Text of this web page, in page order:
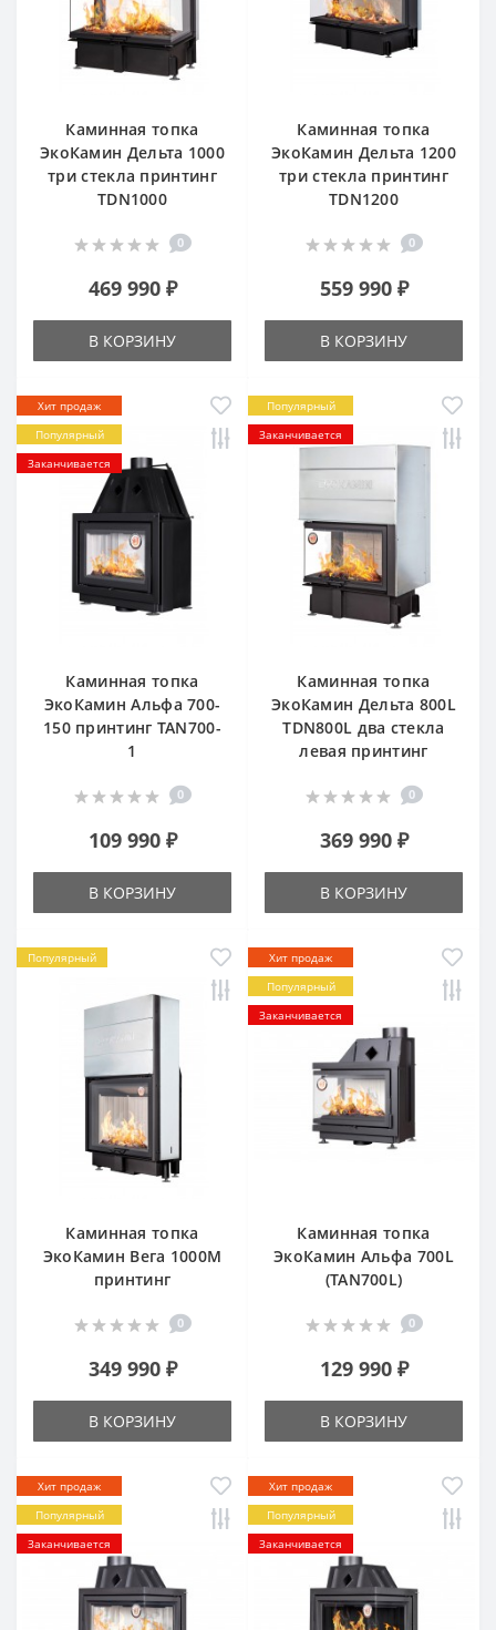
Каминная топка
ЭкоКамин Дельта 1000
три стекла принтинг
TDN1000
0
469 990 ₽
В КОРЗИНУ
Каминная топка
ЭкоКамин Дельта 1200
три стекла принтинг
TDN1200
0
559 990 ₽
В КОРЗИНУ
Хит продаж
Популярный
Заканчивается
Каминная топка
ЭкоКамин Альфа 700-
150 принтинг TAN700-
1
0
109 990 ₽
В КОРЗИНУ
Популярный
Заканчивается
Каминная топка
ЭкоКамин Дельта 800L
TDN800L два стекла
левая принтинг
0
369 990 ₽
В КОРЗИНУ
Популярный
Каминная топка
ЭкоКамин Вега 1000M
принтинг
0
349 990 ₽
В КОРЗИНУ
Хит продаж
Популярный
Заканчивается
Каминная топка
ЭкоКамин Альфа 700L
(TAN700L)
0
129 990 ₽
В КОРЗИНУ
Хит продаж
Популярный
Заканчивается
Хит продаж
Популярный
Заканчивается